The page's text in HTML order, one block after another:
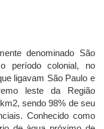
denominado São
período colonial, no
ligavam São Paulo e
leste da Região
sendo 98% de seu
Conhecido como